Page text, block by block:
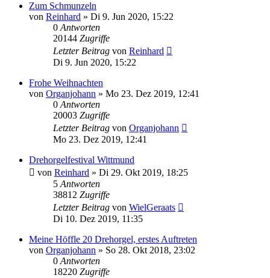
Zum Schmunzeln
von Reinhard » Di 9. Jun 2020, 15:22
0Antworten
20144 Zugriffe
Letzter Beitrag von Reinhard
Di 9. Jun 2020, 15:22
Frohe Weihnachten
von Organjohann » Mo 23. Dez 2019, 12:41
0Antworten
20003 Zugriffe
Letzter Beitrag von Organjohann
Mo 23. Dez 2019, 12:41
Drehorgelfestival Wittmund
von Reinhard » Di 29. Okt 2019, 18:25
5Antworten
38812 Zugriffe
Letzter Beitrag von WielGeraats
Di 10. Dez 2019, 11:35
Meine Höffle 20 Drehorgel, erstes Auftreten
von Organjohann » So 28. Okt 2018, 23:02
0Antworten
18220 Zugriffe